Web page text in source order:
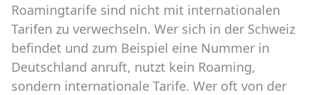
Roamingtarife sind nicht mit internationalen
Tarifen zu verwechseln. Wer sich in der Schweiz
befindet und zum Beispiel eine Nummer in
Deutschland anruft, nutzt kein Roaming,
sondern internationale Tarife. Wer oft von der